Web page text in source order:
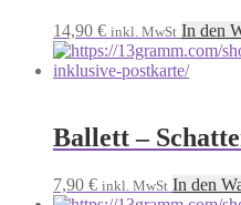
14,90 € inkl. MwSt In den
Ballett –
7,90 € inkl. MwSt In den